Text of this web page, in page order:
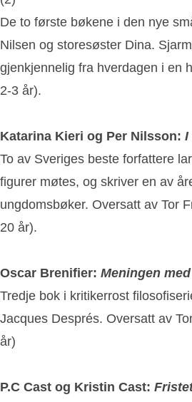
De to første bøkene i den nye
Nilsen og storesøster Dina.
gjenkjennelig fra hverdagen i en
2-3 år).
Katarina Kieri og Per Nilsson: I
To av Sveriges beste forfattere
figurer møtes, og skriver en av
ungdomsbøker. Oversatt av Tor
20 år).
Oscar Brenifier: Meningen
Tredje bok i kritikerrost
Jacques Després. Oversatt av
år)
P.C Cast og Kristin Cast: